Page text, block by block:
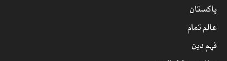
پاکستان
عالم تمام
فہم دین